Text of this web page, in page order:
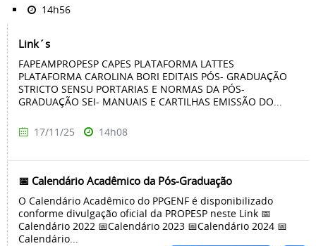
14h56
Link´s
FAPEAMPROPESP CAPES PLATAFORMA LATTES
PLATAFORMA CAROLINA BORI EDITAIS PÓS- GRADUAÇÃO
STRICTO SENSU PORTARIAS E NORMAS DA PÓS-
GRADUAÇÃO SEI- MANUAIS E CARTILHAS EMISSÃO DO...
17/11/25 14h08
📅 Calendário Acadêmico da Pós-Graduação
O Calendário Acadêmico do PPGENF é disponibilizado
conforme divulgação oficial da PROPESP neste Link 📅
Calendário 2022 📅Calendário 2023 📅Calendário 2024 📅
Calendário...